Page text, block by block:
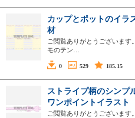
カップとポットのイラ
材
ご閲覧ありがとうございま
モのテン…
0 529 185.15
ストライプ柄のシンプ
ワンポイントイラスト
ご閲覧ありがとうございま